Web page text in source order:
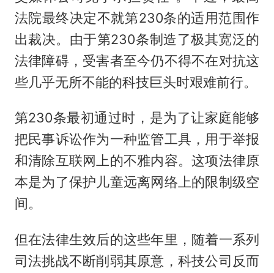
法院最终决定不就第230条的适用范围作
出裁决。由于第230条制造了极其宽泛的
法律障碍，受害者至今仍不得不在对抗这
些几乎无所不能的科技巨头时艰难前行。
第230条最初通过时，是为了让家庭能够
把民事诉讼作为一种监管工具，用于举报
和清除互联网上的不雅内容。这项法律原
本是为了保护儿童远离网络上的限制级空
间。
但在法律生效后的这些年里，随着一系列
司法挑战不断削弱其原意，科技公司反而